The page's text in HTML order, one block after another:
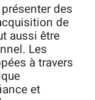
des
de
aussi être
Les
à travers
et